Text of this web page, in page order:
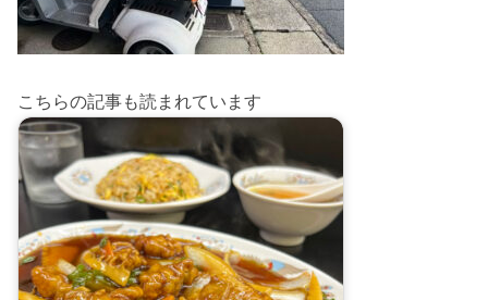
こちらの記事も読まれています